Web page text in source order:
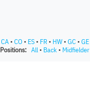
CA • CO • ES • FR • HW • GC • GE
Positions: All • Back • Midfielder